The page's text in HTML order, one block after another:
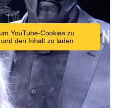
YouTube-Cookies zu
den Inhalt zu laden